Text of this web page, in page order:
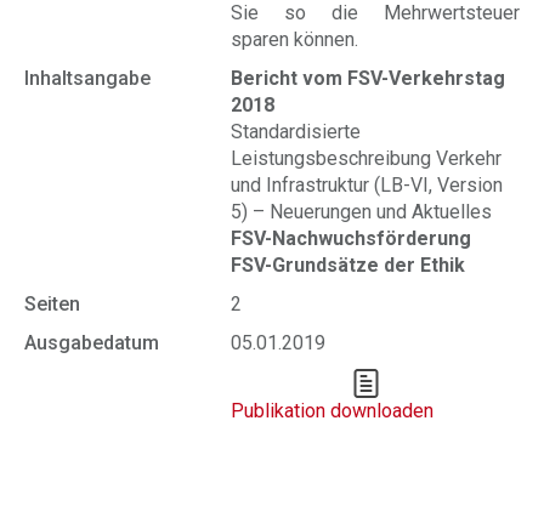
Sie so die Mehrwertsteuer
sparen können.
Inhaltsangabe
Bericht vom FSV-Verkehrstag
2018
Standardisierte
Leistungsbeschreibung Verkehr
und Infrastruktur (LB-VI, Version
5) – Neuerungen und Aktuelles
FSV-Nachwuchsförderung
FSV-Grundsätze der Ethik
Seiten
2
Ausgabedatum
05.01.2019
Publikation downloaden